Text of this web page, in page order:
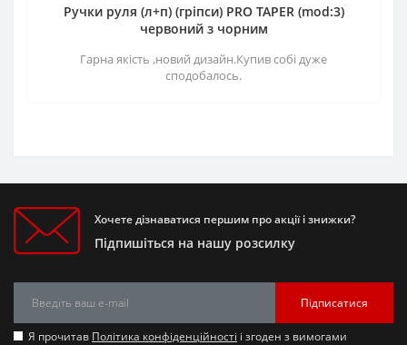
Ручки руля (л+п) (гріпси) PRO TAPER (mod:3)
червоний з чорним
Гарна якість ,новий дизайн.Купив собі дуже
сподобалось.
Хочете дізнаватися першим про акції і знижки?
Підпишіться на нашу розсилку
Підписатися
Я прочитав Політика конфіденційності і згоден з вимогами